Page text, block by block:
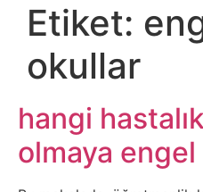
Bankacılık
İşlemleri
Belgesel
Bilgi
Etiket:
okullar
hangi
olmaya engel